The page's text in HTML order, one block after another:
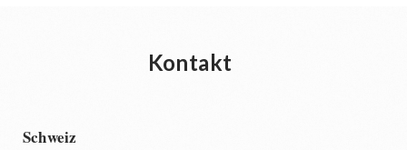
Kontakt
Schweiz